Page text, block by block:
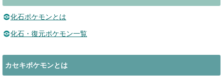
化石ポケモンとは
化石・復元ポケモン一覧
カセキポケモンとは